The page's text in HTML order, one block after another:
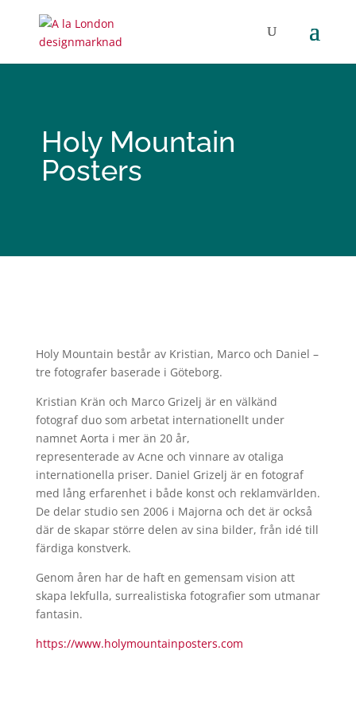
Holy Mountain
Posters
Holy Mountain består av Kristian, Marco och Daniel –
tre fotografer baserade i Göteborg.
Kristian Krän och Marco Grizelj är en välkänd
fotograf duo som arbetat internationellt under
namnet Aorta i mer än 20 år,
representerade av Acne och vinnare av otaliga
internationella priser. Daniel Grizelj är en fotograf
med lång erfarenhet i både konst och reklamvärlden.
De delar studio sen 2006 i Majorna och det är också
där de skapar större delen av sina bilder, från idé till
färdiga konstverk.
Genom åren har de haft en gemensam vision att
skapa lekfulla, surrealistiska fotografier som utmanar
fantasin.
https://www.holymountainposters.com